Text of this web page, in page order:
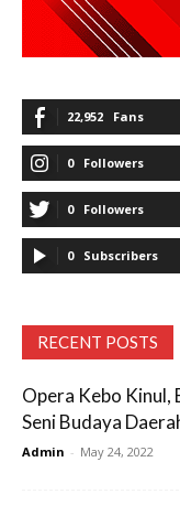
22,952 Fans
0 Followers
0 Followers
0 Subscribers
RECENT POSTS
Opera Kebo
Seni Budaya
Admin - May 24, 2022